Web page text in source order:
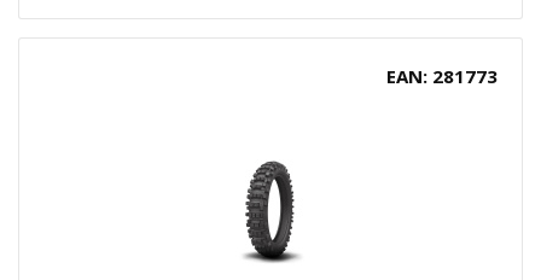
EAN: 281773